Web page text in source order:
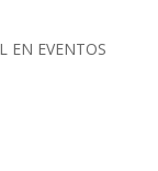
EN EVENTOS